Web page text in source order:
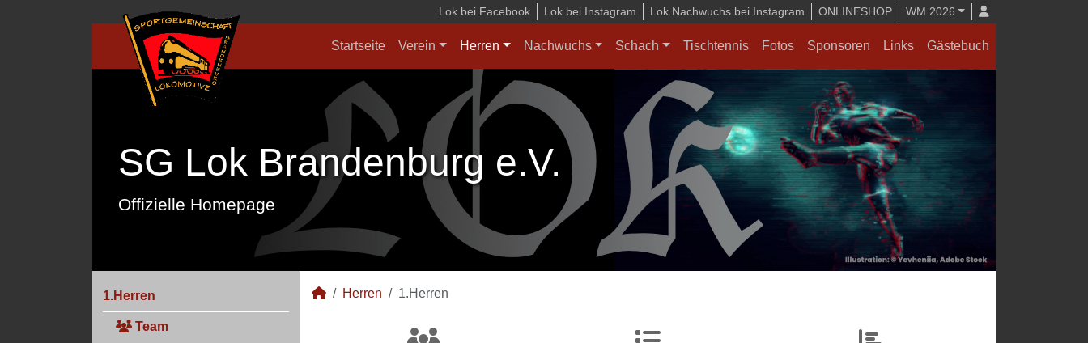
Lok bei Facebook Lok bei Instagram Lok Nachwuchs bei Instagram ONLINESHOP WM 2026
Startseite Verein Herren Nachwuchs Schach Tischtennis Fotos Sponsoren Links Gästebuch
SG Lok Brandenburg e.V.
Offizielle Homepage
1.Herren
Team
Herren 1.Herren